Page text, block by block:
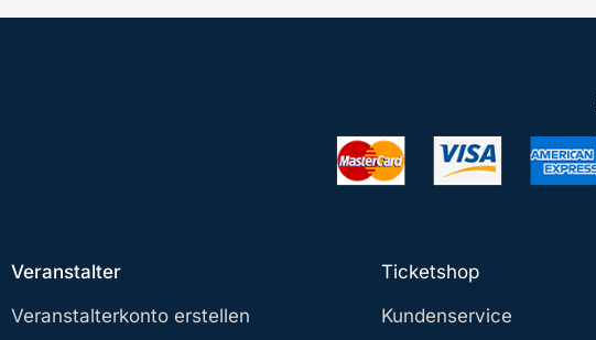
Veranstalter
Veranstalterkonto erstellen
Ticketshop
Kundenservice